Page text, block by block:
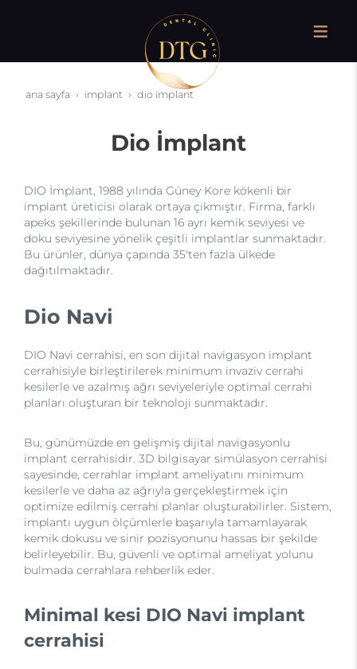
ana sayfa i̇mplant dio i̇mplant
Dio İmplant
DIO İmplant, 1988 yılında Güney Kore kökenli bir
implant üreticisi olarak ortaya çıkmıştır. Firma, farklı
apeks şekillerinde bulunan 16 ayrı kemik seviyesi ve
doku seviyesine yönelik çeşitli implantlar sunmaktadır.
Bu ürünler, dünya çapında 35'ten fazla ülkede
dağıtılmaktadır.
Dio Navi
DIO Navi cerrahisi, en son dijital navigasyon implant
cerrahisiyle birleştirilerek minimum invaziv cerrahi
kesilerle ve azalmış ağrı seviyeleriyle optimal cerrahi
planları oluşturan bir teknoloji sunmaktadır.
Bu, günümüzde en gelişmiş dijital navigasyonlu
implant cerrahisidir. 3D bilgisayar simülasyon cerrahisi
sayesinde, cerrahlar implant ameliyatını minimum
kesilerle ve daha az ağrıyla gerçekleştirmek için
optimize edilmiş cerrahi planlar oluşturabilirler. Sistem,
implantı uygun ölçümlerle başarıyla tamamlayarak
kemik dokusu ve sinir pozisyonunu hassas bir şekilde
belirleyebilir. Bu, güvenli ve optimal ameliyat yolunu
bulmada cerrahlara rehberlik eder.
Minimal kesi DIO Navi implant
cerrahisi